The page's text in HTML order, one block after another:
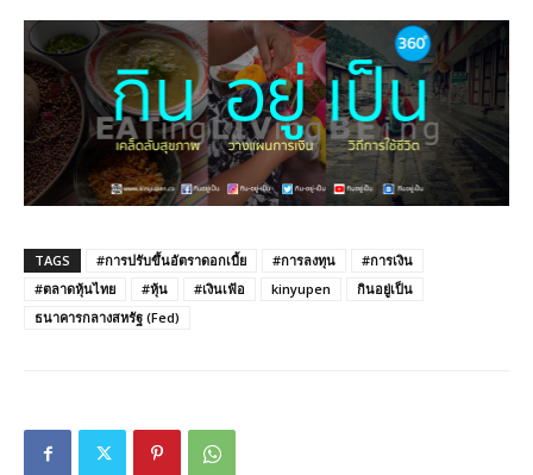
TAGS #การปรับขึ้นอัตราดอกเบี้ย #การลงทุน
#การเงิน
#ตลาดหุ้นไทย
#หุ้น #เงินเฟ้อ kinyupen
กินอยู่เป็น
ธนาคารกลางสหรัฐ (Fed)